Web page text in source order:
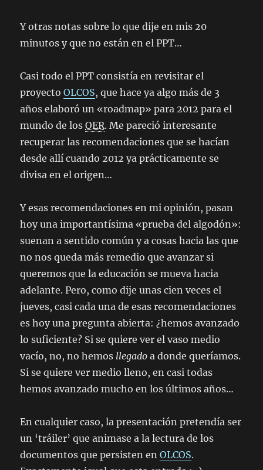
Y otras notas sobre lo que dije en mis 20
minutos y que no están en el PPT…
Casi todo el PPT consistía en revisitar el
proyectoOLCOS, que hace ya algo más de 3
años elaboró un «roadmap» para 2012 para el
mundo de losOER. Me pareció interesante
recuperar las recomendaciones que se hacían
desde allí cuando 2012 ya prácticamente se
divisa en el origen…
Y esas recomendaciones en mi opinión, pasan
hoy una importantísima «prueba del algodón»:
suenan a sentido común y a cosas hacia las que
no nos queda más remedio que avanzar si
queremos que la educación se mueva hacia
adelante. Pero, como dije unas cien veces el
jueves, casi cada una de esas recomendaciones
es hoy una pregunta abierta: ¿hemos avanzado
lo suficiente? Si se quiere ver el vaso medio
vacío, no, no hemos llegado a donde queríamos.
Si se quiere ver medio lleno, en casi todas
hemos avanzado mucho en los últimos años…
En cualquier caso, la presentación pretendía ser
un ‘tráiler’ que animase a la lectura de los
documentos que persisten enOLCOS.